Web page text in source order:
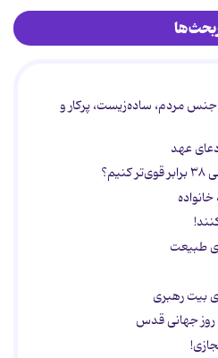
مردم، ساده‌زیست، پرکار و
عهد
طبیعت
بیت رهبری
روز جهانی قدس